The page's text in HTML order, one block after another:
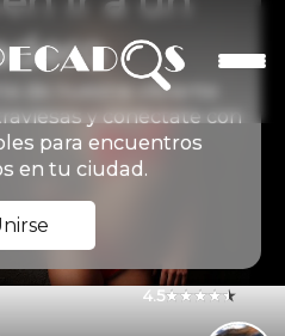
de nuestra vibrante
y conéctate con
para encuentros
en tu ciudad.
4.5